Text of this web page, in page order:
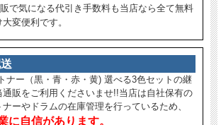
で気になる代引き手数料も当店なら全て無料
変便利です。
ナー（黒・青・赤・黄) 選べる3色セットの継
販をご利用くださいませ!!当店は自社保有の
ーやドラムの在庫管理を行っているため、
に自信があります。